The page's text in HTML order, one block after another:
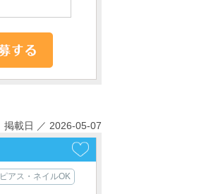
掲載日 ／ 2026-05-07
ピアス・ネイルOK